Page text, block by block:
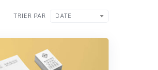
TRIER PAR DATE